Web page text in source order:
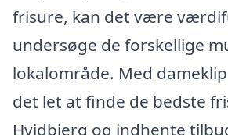
frisure, kan det være
undersøge de forskellige
lokalområde. Med
det let at finde de bedste
Hvidbjerg og indhente